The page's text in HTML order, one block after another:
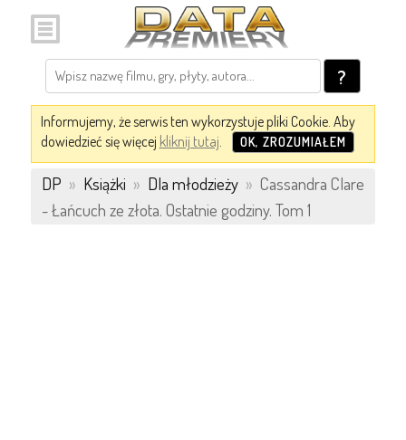
?
Informujemy, że serwis ten wykorzystuje pliki Cookie. Aby
dowiedzieć się więcej kliknij tutaj. OK, ZROZUMIAŁEM
DP » Książki » Dla młodzieży » Cassandra Clare
- Łańcuch ze złota. Ostatnie godziny. Tom 1